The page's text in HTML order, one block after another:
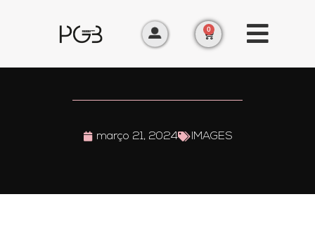
0
março 21, 2024 IMAGES